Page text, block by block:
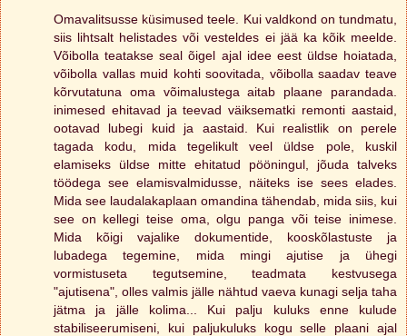
Omavalitsusse küsimused teele. Kui valdkond on tundmatu,
siis lihtsalt helistades või vesteldes ei jää ka kõik meelde.
Võibolla teatakse seal õigel ajal idee eest üldse hoiatada,
võibolla vallas muid kohti soovitada, võibolla saadav teave
kõrvutatuna oma võimalustega aitab plaane parandada.
inimesed ehitavad ja teevad väiksematki remonti aastaid,
ootavad lubegi kuid ja aastaid. Kui realistlik on perele
tagada kodu, mida tegelikult veel üldse pole, kuskil
elamiseks üldse mitte ehitatud pööningul, jõuda talveks
töödega see elamisvalmidusse, näiteks ise sees elades.
Mida see laudalakaplaan omandina tähendab, mida siis, kui
see on kellegi teise oma, olgu panga või teise inimese.
Mida kõigi vajalike dokumentide, kooskõlastuste ja
lubadega tegemine, mida mingi ajutise ja ühegi
vormistuseta tegutsemine, teadmata kestvusega
"ajutisena", olles valmis jälle nähtud vaeva kunagi selja taha
jätma ja jälle kolima... Kui palju kuluks enne kulude
stabiliseerumiseni, kui paljukuluks kogu selle plaani ajal